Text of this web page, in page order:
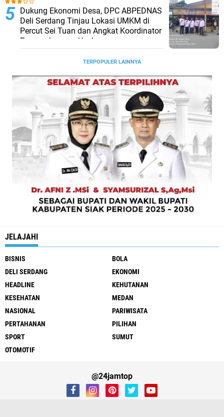
Dukung Ekonomi Desa, DPC ABPEDNAS
Deli Serdang Tinjau Lokasi UMKM di
Percut Sei Tuan dan Angkat Koordinator
Pengembangan Usaha
TERPOPULER LAINNYA
JELAJAHI
BISNIS
BOLA
DELI SERDANG
EKONOMI
HEADLINE
KEHUTANAN
KESEHATAN
MEDAN
NASIONAL
PARIWISATA
PERTAHANAN
PILIHAN
SPORT
SUMUT
OTOMOTIF
@24jamtop